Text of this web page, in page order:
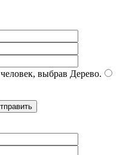
выбрав Дерево.